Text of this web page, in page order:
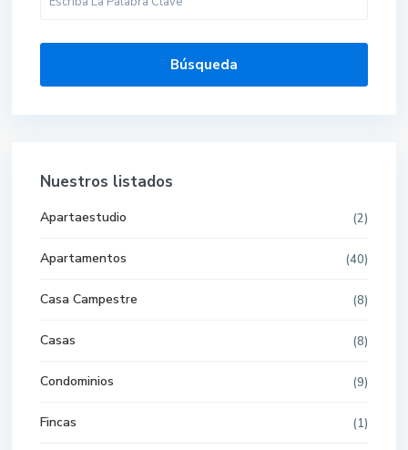
Búsqueda
Nuestros listados
Apartaestudio (2)
Apartamentos (40)
Casa Campestre (8)
Casas (8)
Condominios (9)
Fincas (1)